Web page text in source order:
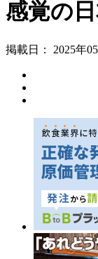
感覚の
掲載日： 2025年